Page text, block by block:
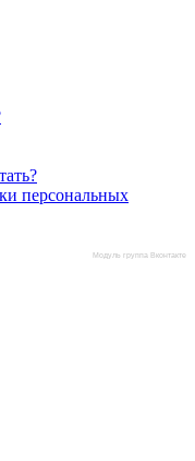
персональных
Модуль группа Вконтакте